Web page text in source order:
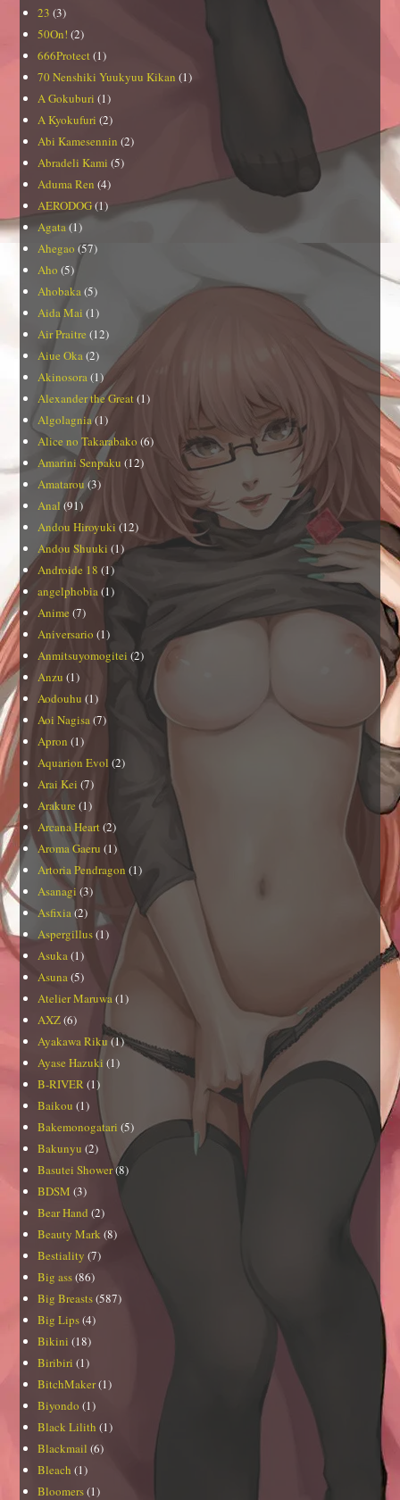
23 (3)
50On! (2)
666Protect (1)
70 Nenshiki Yuukyuu Kikan (1)
A Gokuburi (1)
A Kyokufuri (2)
Abi Kamesennin (2)
Abradeli Kami (5)
Aduma Ren (4)
AERODOG(1)
Agata(1)
Ahegao (57)
Aho (5)
Ahobaka (5)
Aida Mai (1)
Air Praitre (12)
Aiue Oka (2)
Akinosora (1)
Alexander the Great (1)
Algolagnia(1)
Alice no Takarabako (6)
Amarini Senpaku (12)
Amatarou (3)
Anal(91)
Andou Hiroyuki (12)
Andou Shuuki (1)
Androide 18 (1)
angelphobia (1)
Anime (7)
Aniversario (1)
Anmitsuyomogitei (2)
Anzu (1)
Aodouhu (1)
Aoi Nagisa (7)
Apron (1)
Aquarion Evol (2)
Arai Kei (7)
Arakure (1)
Arcana Heart (2)
Aroma Gaeru (1)
Artoria Pendragon (1)
Asanagi (3)
Asfixia (2)
Aspergillus(1)
Asuka (1)
Asuna (5)
Atelier Maruwa (1)
AXZ(6)
Ayakawa Riku(1)
Ayase Hazuki (1)
B-RIVER (1)
Baikou (1)
Bakemonogatari (5)
Bakunyu (2)
Basutei Shower(8)
BDSM (3)
Bear Hand (2)
Beauty Mark (8)
Bestiality (7)
Big ass(86)
Big Breasts(587)
Big Lips(4)
Bikini (18)
Biribiri (1)
BitchMaker(1)
Biyondo (1)
Black Lilith (1)
Blackmail (6)
Bleach (1)
Bloomers(1)